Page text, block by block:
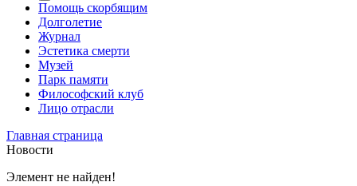
Помощь скорбящим
Долголетие
Журнал
Эстетика смерти
Музей
Парк памяти
Философский клуб
Лицо отрасли
Главная страница
Новости
Элемент не найден!